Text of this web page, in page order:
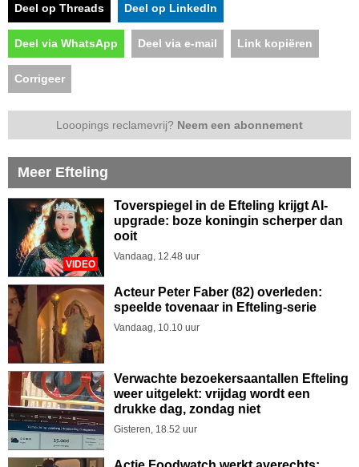
Deel op Threads Deel op LinkedIn
Deel via WhatsApp Deel via e-mail Link kopiëren
Corrigeer
Looopings reclamevrij? Neem een abonnement
Meer Efteling
VIDEO
Toverspiegel in de Efteling krijgt AI-
upgrade: boze koningin scherper dan
ooit
Vandaag, 12.48 uur
Acteur Peter Faber (82) overleden:
speelde tovenaar in Efteling-serie
Vandaag, 10.10 uur
Verwachte bezoekersaantallen Efteling
weer uitgelekt: vrijdag wordt een
drukke dag, zondag niet
Gisteren, 18.52 uur